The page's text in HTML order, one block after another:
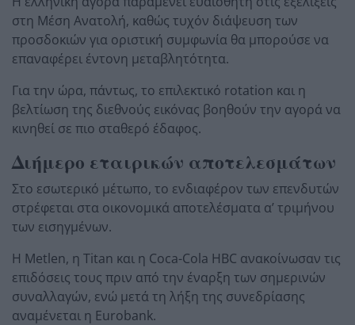
στη Μέση Ανατολή, καθώς τυχόν διάψευση των
προσδοκιών για οριστική συμφωνία θα μπορούσε να
επαναφέρει έντονη μεταβλητότητα.
Για την ώρα, πάντως, το επιλεκτικό rotation και η
βελτίωση της διεθνούς εικόνας βοηθούν την αγορά να
κινηθεί σε πιο σταθερό έδαφος.
Διήμερο εταιρικών αποτελεσμάτων
Στο εσωτερικό μέτωπο, το ενδιαφέρον των επενδυτών
στρέφεται στα οικονομικά αποτελέσματα α’ τριμήνου
των εισηγμένων.
Η Metlen, η Titan και η Coca-Cola HBC ανακοίνωσαν τις
επιδόσεις τους πριν από την έναρξη των σημερινών
συναλλαγών, ενώ μετά τη λήξη της συνεδρίασης
αναμένεται η Eurobank.